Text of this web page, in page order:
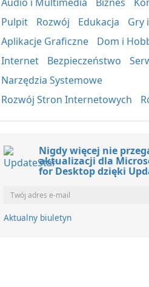
Pulpit
Rozwój Edukacja
Gry
Aplikacje Graficzne
Dom i
Internet
Bezpieczeństwo
Narzędzia Systemowe
Rozwój Stron Internetowych
Nigdy więcej nie
aktualizacji dla
for Desktop dzięki
Aktualny biuletyn